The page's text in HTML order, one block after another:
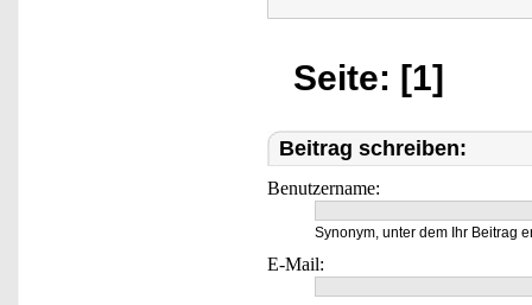
Seite: [1]
Beitrag schreiben:
Benutzername:
Synonym, unter dem Ihr Beitrag
E-Mail: